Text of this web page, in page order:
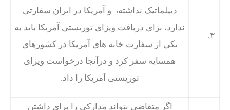
۳.
دیپلماتیک نداشته، و آمریکا در ایران سفارتی
ندارد، برای دریافت ویزای توریستی آمریکا باید به
یکی از سفارت خانه های آمریکا در کشورهای
همسایه سفر کرد و درآنجا درخواست ویزای
توریستی آمریکا را داد.
اگر متقاضی بتواند مدارکی را برای داشتن